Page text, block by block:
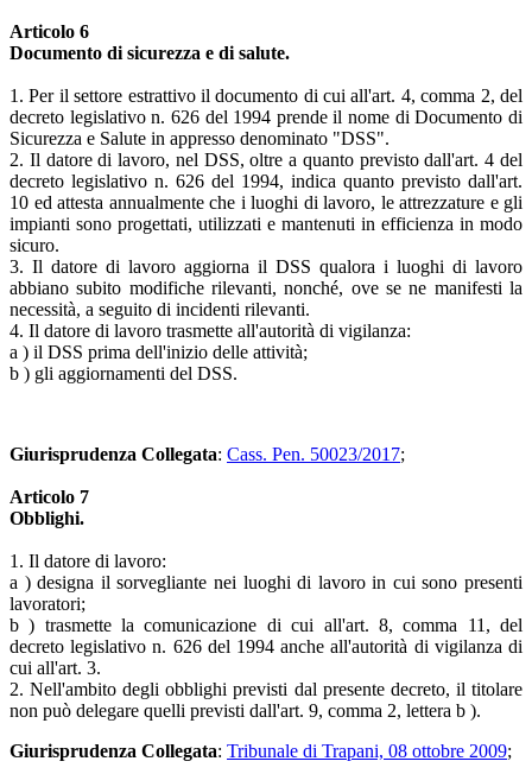
Articolo 6
Documento di sicurezza e di salute.
1. Per il settore estrattivo il documento di cui all'art. 4, comma 2, del
decreto legislativo n. 626 del 1994 prende il nome di Documento di
Sicurezza e Salute in appresso denominato "DSS".
2. Il datore di lavoro, nel DSS, oltre a quanto previsto dall'art. 4 del
decreto legislativo n. 626 del 1994, indica quanto previsto dall'art.
10 ed attesta annualmente che i luoghi di lavoro, le attrezzature e gli
impianti sono progettati, utilizzati e mantenuti in efficienza in modo
sicuro.
3. Il datore di lavoro aggiorna il DSS qualora i luoghi di lavoro
abbiano subito modifiche rilevanti, nonché, ove se ne manifesti la
necessità, a seguito di incidenti rilevanti.
4. Il datore di lavoro trasmette all'autorità di vigilanza:
a ) il DSS prima dell'inizio delle attività;
b ) gli aggiornamenti del DSS.
Giurisprudenza Collegata: Cass. Pen. 50023/2017;
Articolo 7
Obblighi.
1. Il datore di lavoro:
a ) designa il sorvegliante nei luoghi di lavoro in cui sono presenti
lavoratori;
b ) trasmette la comunicazione di cui all'art. 8, comma 11, del
decreto legislativo n. 626 del 1994 anche all'autorità di vigilanza di
cui all'art. 3.
2. Nell'ambito degli obblighi previsti dal presente decreto, il titolare
non può delegare quelli previsti dall'art. 9, comma 2, lettera b ).
Giurisprudenza Collegata: Tribunale di Trapani, 08 ottobre 2009;